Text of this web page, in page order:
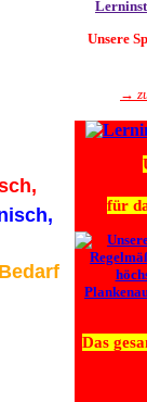
Unsere
→
für
Das